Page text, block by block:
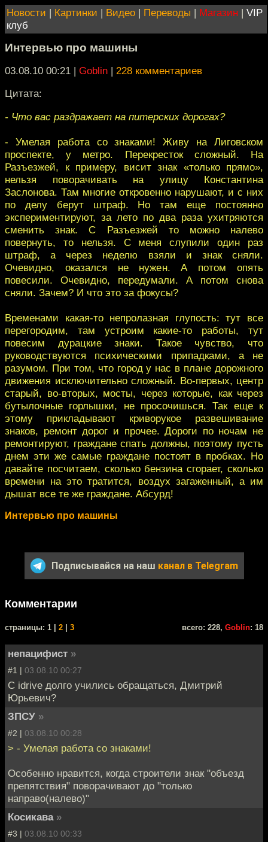
Новости | Картинки | Видео | Переводы | Магазин | VIP
клуб
Интервью про машины
03.08.10 00:21 | Goblin | 228 комментариев
Цитата:
- Что вас раздражает на питерских дорогах?
- Умелая работа со знаками! Живу на Лиговском
проспекте, у метро. Перекресток сложный. На
Разъезжей, к примеру, висит знак «только прямо»,
нельзя поворачивать на улицу Константина
Заслонова. Там многие откровенно нарушают, и с них
по делу берут штраф. Но там еще постоянно
экспериментируют, за лето по два раза ухитряются
сменить знак. С Разъезжей то можно налево
повернуть, то нельзя. С меня слупили один раз
штраф, а через неделю взяли и знак сняли.
Очевидно, оказался не нужен. А потом опять
повесили. Очевидно, передумали. А потом снова
сняли. Зачем? И что это за фокусы?
Временами какая-то непролазная глупость: тут все
перегородим, там устроим какие-то работы, тут
повесим дурацкие знаки. Такое чувство, что
руководствуются психическими припадками, а не
разумом. При том, что город у нас в плане дорожного
движения исключительно сложный. Во-первых, центр
старый, во-вторых, мосты, через которые, как через
бутылочные горлышки, не просочишься. Так еще к
этому прикладывают криворукое развешивание
знаков, ремонт дорог и прочее. Дороги по ночам не
ремонтируют, граждане спать должны, поэтому пусть
днем эти же самые граждане постоят в пробках. Но
давайте посчитаем, сколько бензина сгорает, сколько
времени на это тратится, воздух загаженный, а им
дышат все те же граждане. Абсурд!
Интервью про машины
Подписывайся на наш канал в Telegram
Комментарии
cтраницы: 1 | 2 3 всего: 228, Goblin: 18
непацифист »
#1 | 03.08.10 00:27
С idrive долго учились обращаться, Дмитрий
Юрьевич?
ЗПСУ »
#2 | 03.08.10 00:28
> - Умелая работа со знаками!
Особенно нравится, когда строители знак "объезд
препятствия" поворачивают до "только
направо(налево)"
Косикава »
#3 | 03.08.10 00:33